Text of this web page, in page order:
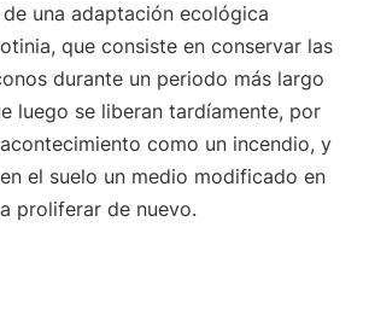
una adaptación ecológica
que consiste en conservar las
durante un periodo más largo
luego se liberan tardíamente, por
como un incendio, y
el suelo un medio modificado en
proliferar de nuevo.